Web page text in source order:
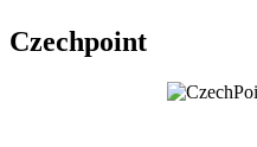
Czechpoint